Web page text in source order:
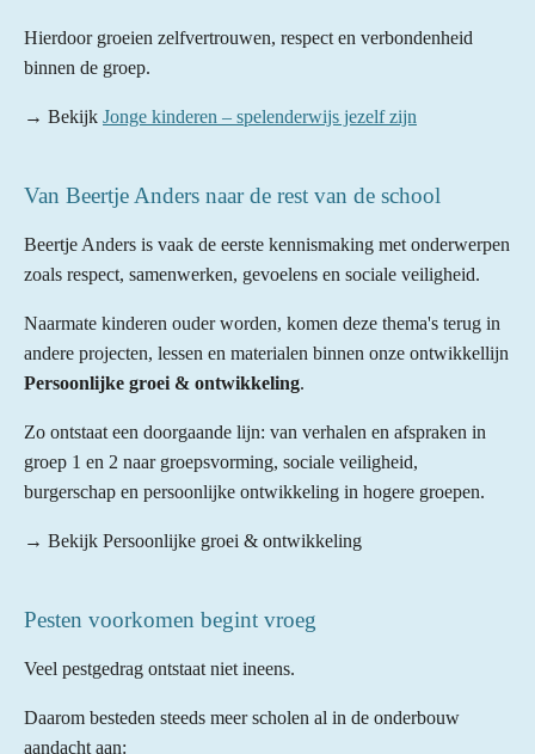
Hierdoor groeien zelfvertrouwen, respect en verbondenheid
binnen de groep.
→ Bekijk Jonge kinderen – spelenderwijs jezelf zijn
Van Beertje Anders naar de rest van de school
Beertje Anders is vaak de eerste kennismaking met onderwerpen
zoals respect, samenwerken, gevoelens en sociale veiligheid.
Naarmate kinderen ouder worden, komen deze thema's terug in
andere projecten, lessen en materialen binnen onze ontwikkellijn
Persoonlijke groei & ontwikkeling.
Zo ontstaat een doorgaande lijn: van verhalen en afspraken in
groep 1 en 2 naar groepsvorming, sociale veiligheid,
burgerschap en persoonlijke ontwikkeling in hogere groepen.
→ Bekijk Persoonlijke groei & ontwikkeling
Pesten voorkomen begint vroeg
Veel pestgedrag ontstaat niet ineens.
Daarom besteden steeds meer scholen al in de onderbouw
aandacht aan: